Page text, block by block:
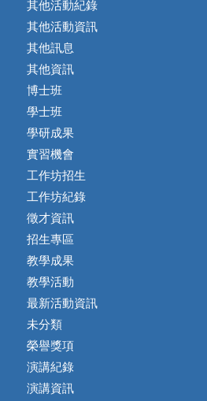
其他活動紀錄
其他活動資訊
其他訊息
其他資訊
博士班
學士班
學研成果
實習機會
工作坊招生
工作坊紀錄
徵才資訊
招生專區
教學成果
教學活動
最新活動資訊
未分類
榮譽獎項
演講紀錄
演講資訊